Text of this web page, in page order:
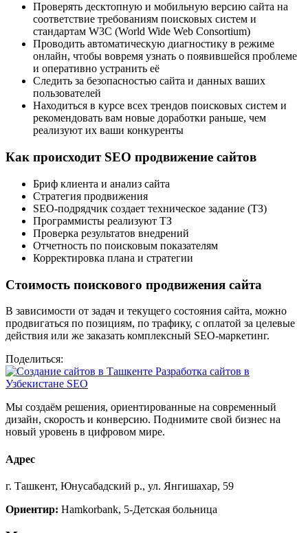
Проверять десктопную и мобильную версию сайта на
соответствие требованиям поисковых систем и
стандартам W3C (World Wide Web Consortium)
Проводить автоматическую диагностику в режиме
онлайн, чтобы вовремя узнать о появившейся проблеме
и оперативно устранить её
Следить за безопасностью сайта и данных ваших
пользователей
Находиться в курсе всех трендов поисковых систем и
рекомендовать вам новые доработки раньше, чем
реализуют их ваши конкуренты
Как происходит SEO продвижение сайтов
Бриф клиента и анализ сайта
Стратегия продвижения
SEO-подрядчик создает техническое задание (ТЗ)
Программисты реализуют ТЗ
Проверка результатов внедрений
Отчетность по поисковым показателям
Корректировка плана и стратегии
Стоимость поискового продвижения сайта
В зависимости от задач и текущего состояния сайта, можно
продвигаться по позициям, по трафику, с оплатой за целевые
действия или же заказать комплексный SEO-маркетинг.
Поделиться:
Мы создаём решения, ориентированные на современный
дизайн, скорость и конверсию. Поднимите свой бизнес на
новый уровень в цифровом мире.
Адрес
г. Ташкент, Юнусабадский р., ул. Янгишахар, 59
Ориентир: Hamkorbank, 5-Детская больница